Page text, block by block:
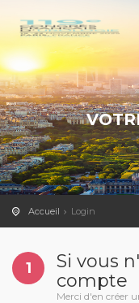
Accueil Login
1
Si vous
compte
Merci d'en créer